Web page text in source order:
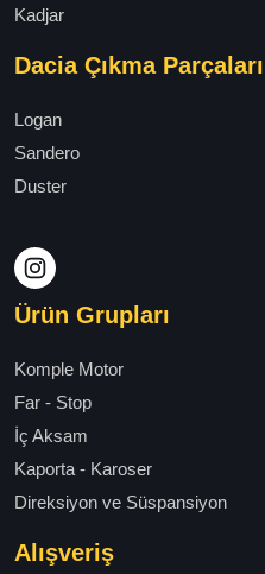
Kadjar
Dacia Çıkma Parçaları
Logan
Sandero
Duster
Ürün Grupları
Komple Motor
Far - Stop
İç Aksam
Kaporta - Karoser
Direksiyon ve Süspansiyon
Alışveriş